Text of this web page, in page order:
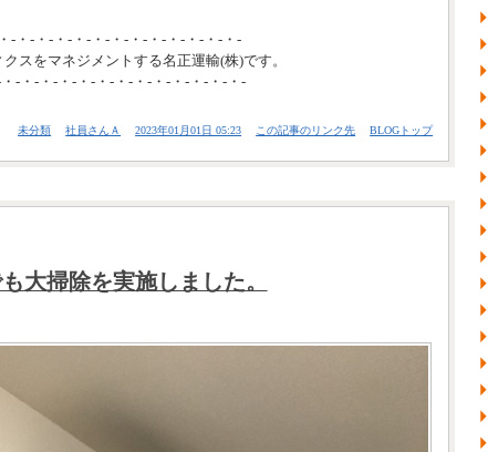
-・-・-・-・-・-・-・-・-・-・-・-・-
スをマネジメントする名正運輸(株)です。
-・-・-・-・-・-・-・-・-・-・-・-・-
未分類 社員さんＡ 2023年01月01日 05:23 この記事のリンク先 BLOGトップ
大掃除を実施しました。